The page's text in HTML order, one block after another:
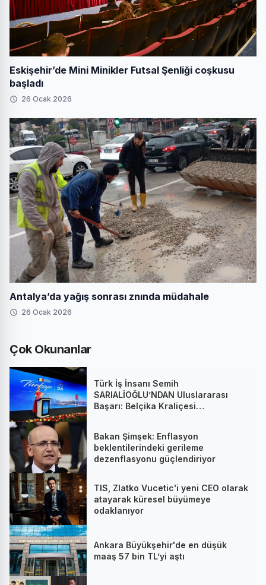
Eskişehir’de Mini Minikler Futsal Şenliği coşkusu
başladı
26 Ocak 2026
Antalya’da yağış sonrası znında müdahale
26 Ocak 2026
Çok Okunanlar
Türk İş İnsanı Semih
SARIALİOĞLU’NDAN Uluslararası
Başarı: Belçika Kraliçesi
Bakan Şimşek: Enflasyon
beklentilerindeki gerileme
dezenflasyonu güçlendiriyor
TIS, Zlatko Vucetic'i yeni CEO olarak
atayarak küresel büyümeye
odaklanıyor
Ankara Büyükşehir'de en düşük
maaş 57 bin TL’yi aştı